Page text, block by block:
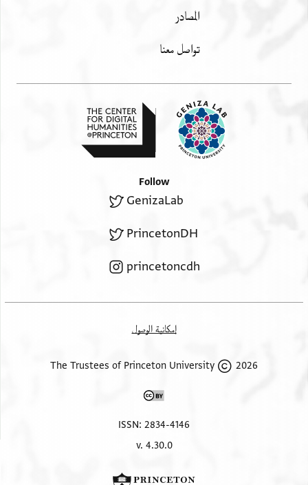
المصادر
تواصل معنا
Follow
GenizaLab
PrincetonDH
princetoncdh
إمكانية الوصول
2026 The Trustees of Princeton University
ISSN: 2834-4146
v. 4.30.0